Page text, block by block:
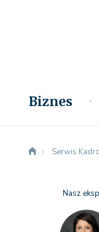
Biznes
Serwis
Nasz